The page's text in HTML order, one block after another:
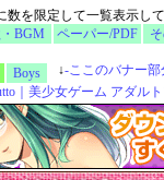
を限定して一覧表示して
BGM ペーパー/PDF
Boys ↓-ここのバナー部